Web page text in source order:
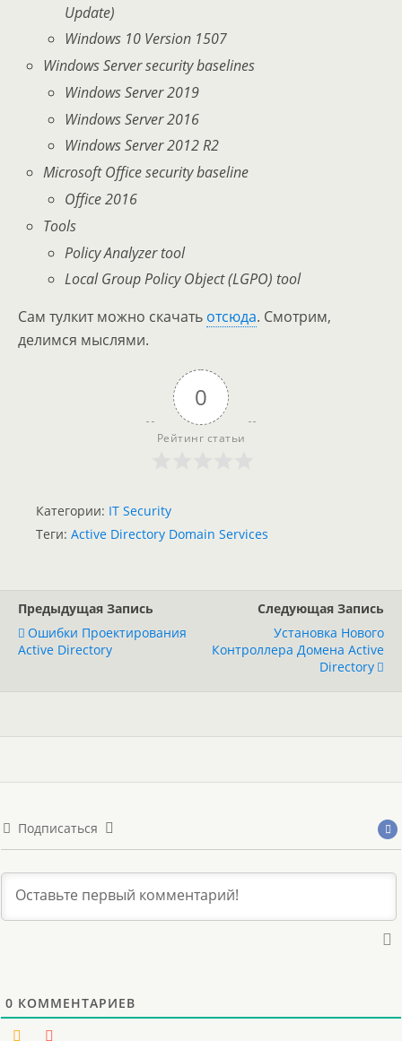
Update)
Windows 10 Version 1507
Windows Server security baselines
Windows Server 2019
Windows Server 2016
Windows Server 2012 R2
Microsoft Office security baseline
Office 2016
Tools
Policy Analyzer tool
Local Group Policy Object (LGPO) tool
Сам тулкит можно скачать отсюда. Смотрим,
делимся мыслями.
0
Рейтинг статьи
Категории: IT Security
Теги: Active Directory Domain Services
Предыдущая Запись
Ошибки Проектирования
Active Directory
Следующая Запись
Установка Нового
Контроллера Домена Active
Directory
Подписаться
0 КОММЕНТАРИЕВ